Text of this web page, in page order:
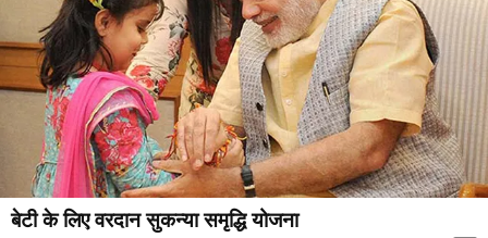
बेटी के लिए वरदान सुकन्या समृद्धि योजना